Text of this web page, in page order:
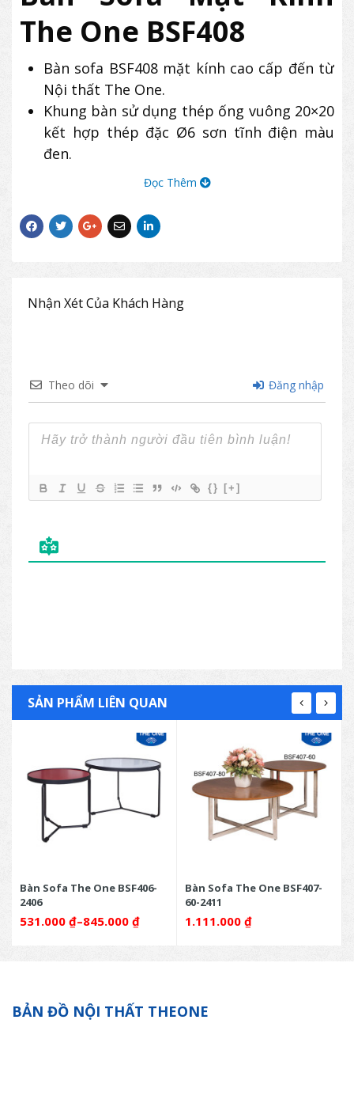
The One BSF408
Bàn sofa BSF408 mặt kính cao cấp đến từ
Nội thất The One.
Khung bàn sử dụng thép ống vuông 20×20
kết hợp thép đặc Ø6 sơn tĩnh điện màu
đen.
Mặt bàn kính cường lực màu đen hoặc
Sản phẩm bàn sofa The One BSF408 có
kiểu dáng hiện đại, thường được sử dụng
kết hợp với ghế sofa The One cho không
Đọc Thêm
Nhận Xét Của Khách Hàng
Theo dõi Đăng nhập
{} [+]
SẢN PHẨM LIÊN QUAN
Bàn Sofa The One BSF406-
2406
531.000 ₫–845.000 ₫
Bàn Sofa The One BSF407-
60-2411
1.111.000 ₫
BẢN ĐỒ NỘI THẤT THEONE